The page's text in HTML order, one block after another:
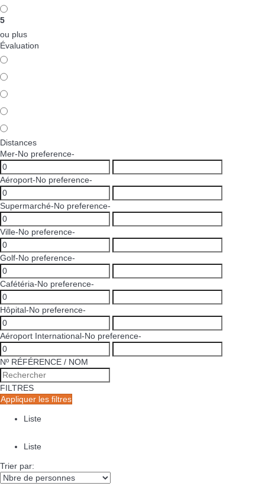
5
ou plus
Évaluation
Distances
Mer-No preference-
Aéroport-No preference-
Supermarché-No preference-
Ville-No preference-
Golf-No preference-
Cafétéria-No preference-
Hôpital-No preference-
Aéroport International-No preference-
Nº RÉFÉRENCE / NOM
FILTRES
Appliquer les filtres
Liste
Liste
Trier par: